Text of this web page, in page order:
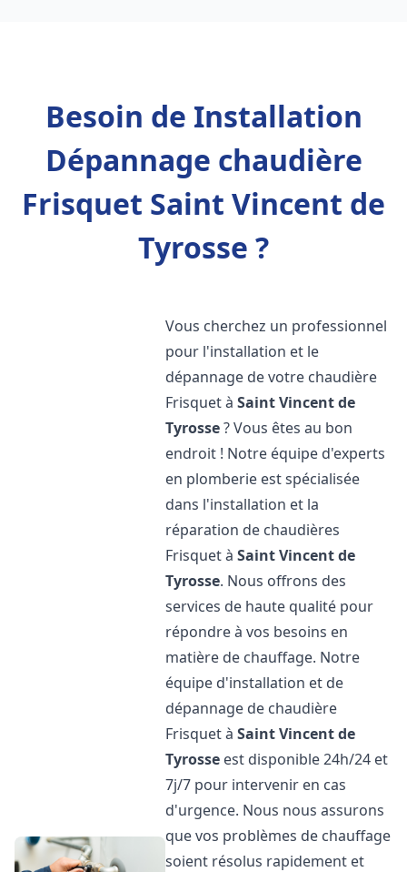
Besoin de Installation
Dépannage chaudière
Frisquet Saint Vincent de
Tyrosse ?
Vous cherchez un professionnel
pour l'installation et le
dépannage de votre chaudière
Frisquet àSaint Vincent de
Tyrosse? Vous êtes au bon
endroit ! Notre équipe d'experts
en plomberie est spécialisée
dans l'installation et la
réparation de chaudières
Frisquet àSaint Vincent de
Tyrosse. Nous offrons des
services de haute qualité pour
répondre à vos besoins en
matière de chauffage. Notre
équipe d'installation et de
dépannage de chaudière
Frisquet àSaint Vincent de
Tyrosse est disponible 24h/24 et
7j/7 pour intervenir en cas
d'urgence. Nous nous assurons
que vos problèmes de chauffage
soient résolus rapidement et